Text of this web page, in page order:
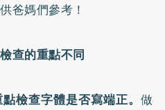
爸媽們參考！
查的重點不同
檢查字體是否寫端正。 做